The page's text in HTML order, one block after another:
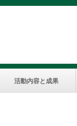
活動内容と成果